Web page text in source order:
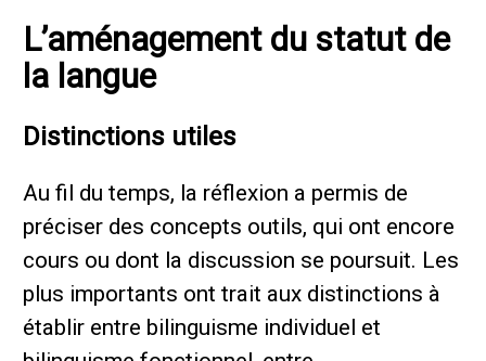
L’aménagement du statut de
la langue
Distinctions utiles
Au fil du temps, la réflexion a permis de
préciser des concepts outils, qui ont encore
cours ou dont la discussion se poursuit. Les
plus importants ont trait aux distinctions à
établir entre bilinguisme individuel et